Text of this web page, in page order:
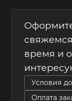
время и
Условия
Оплата